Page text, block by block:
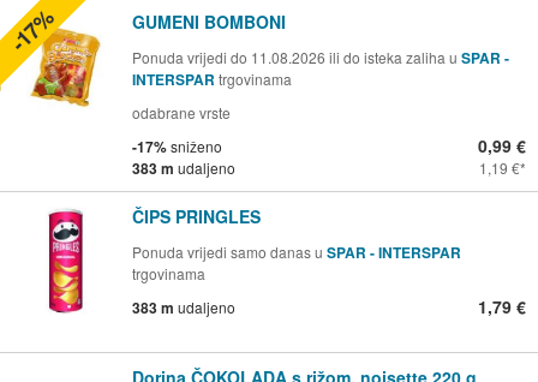
GUMENI BOMBONI
Ponuda vrijedi do 11.08.2026 ili do isteka zaliha u SPAR -
INTERSPAR trgovinama
odabrane vrste
-17%sniženo
383 m udaljeno
0,99 €
1,19 €
-17%
ČIPS PRINGLES
Ponuda vrijedi samo danas u SPAR - INTERSPAR
trgovinama
383 m udaljeno 1,79 €
Dorina ČOKOLADA s rižom, noisette 220 g